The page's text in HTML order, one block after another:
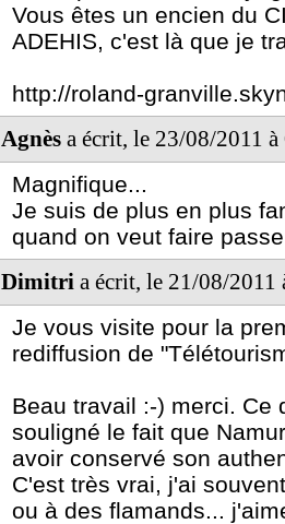
Vous êtes un encien du
ADEHIS, c'est là que je
http://roland-
Agnès a écrit, le 23/08/2011
Magnifique...
Je suis de plus en plus
quand on veut faire
Dimitri a écrit, le 21/08/2011
Je vous visite pour la
rediffusion de
Beau travail :-) merci. Ce
souligné le fait que
avoir conservé son
C'est très vrai, j'ai
ou à des flamands...